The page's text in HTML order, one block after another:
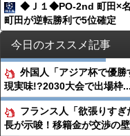
◆Ｊ１◆PO-2nd 町田×名
町田が逆転勝利で5位確定
今日のオススメ記事
外国人「アジア杯で優
現実味!?2030大会で出場枠...
フランス人「欲張りす
長が示唆！移籍金が交渉の